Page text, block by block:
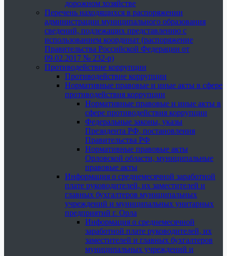
дорожном хозяйстве
Перечень находящихся в распоряжении
администрации муниципального образования
сведений, подлежащих представлению с
использованием координат (распоряжение
Правительства Российской Федерации от
09.02.2017 № 232-р)
Противодействие коррупции
Противодействие коррупции
Нормативные правовые и иные акты в сфере
противодействия коррупции
Нормативные правовые и иные акты в
сфере противодействия коррупции
Федеральные законы, указы
Президента РФ, постановления
Правительства РФ
Нормативные правовые акты
Орловской области, муниципальные
правовые акты
Информация о среднемесячной заработной
плате руководителей, их заместителей и
главных бухгалтеров муниципальных
учреждений и муниципальных унитарных
предприятий г. Орла
Информация о среднемесячной
заработной плате руководителей, их
заместителей и главных бухгалтеров
муниципальных учреждений и